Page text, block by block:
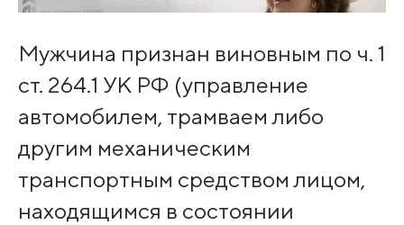
Мужчина признан виновным по ч. 1
ст. 264.1 УК РФ (управление
автомобилем, трамваем либо
другим механическим
транспортным средством лицом,
находящимся в состоянии